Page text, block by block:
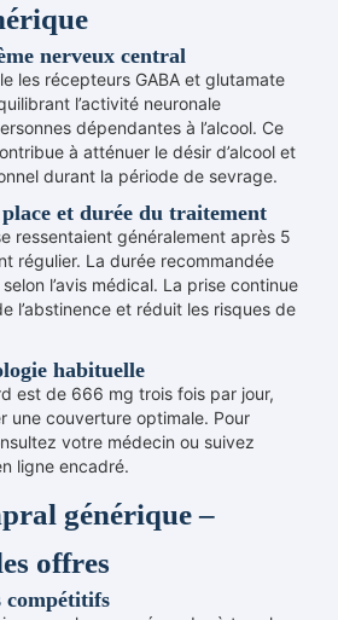
nerveux central
les récepteurs GABA et glutamate
l’activité neuronale
dépendantes à l’alcool. Ce
à atténuer le désir d’alcool et
durant la période de sevrage.
et durée du traitement
ressentaient généralement après 5
régulier. La durée recommandée
l’avis médical. La prise continue
l’abstinence et réduit les risques de
habituelle
est de 666 mg trois fois par jour,
une couverture optimale. Pour
votre médecin ou suivez
ligne encadré.
générique –
offres
compétitifs